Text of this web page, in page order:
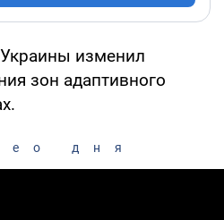
изменил
зон адаптивного
дня